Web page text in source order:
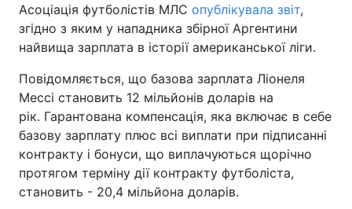
Асоціація футболістів МЛС опублікувала звіт,
згідно з яким у нападника збірної Аргентини
найвища зарплата в історії американської ліги.
Повідомляється, що базова зарплата Ліонеля
Мессі становить 12 мільйонів доларів на
рік. Гарантована компенсація, яка включає в себе
базову зарплату плюс всі виплати при підписанні
контракту і бонуси, що виплачуються щорічно
протягом терміну дії контракту футболіста,
становить - 20,4 мільйона доларів.